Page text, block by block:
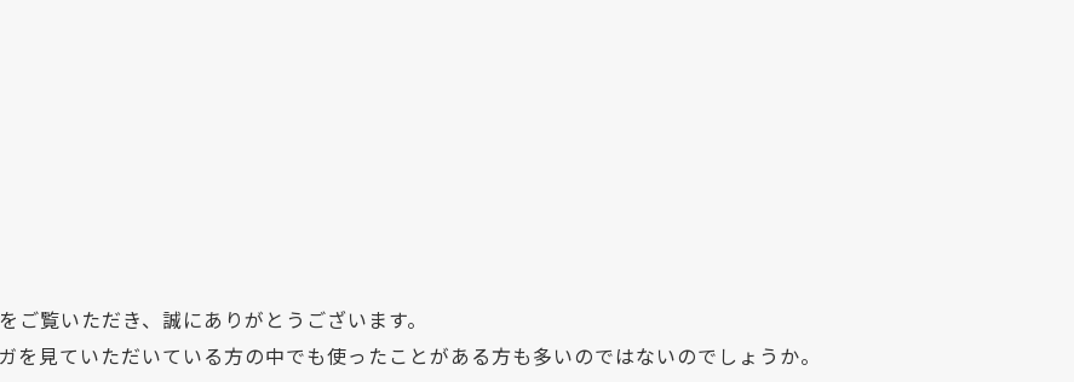
覧いただき、誠にありがとうございます。
見ていただいている方の中でも使ったことがある方も多いのではないのでしょうか。